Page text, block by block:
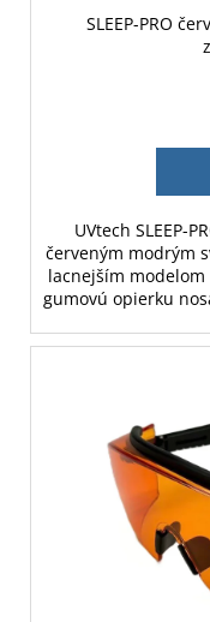
SLEEP-PRO červené
UVtech SLEEP-
červeným modrým
lacnejším
gumovú opierku